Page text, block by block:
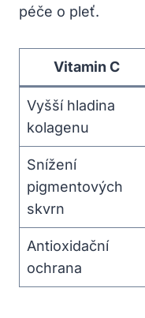
péče o pleť.
Vitamin C
Vyšší hladina
kolagenu
Snížení
pigmentových
skvrn
Antioxidační
ochrana